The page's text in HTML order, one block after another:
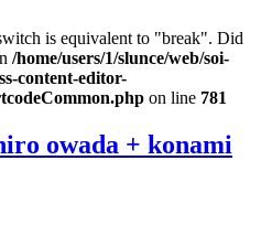
is equivalent to "break". Did
/home/users/1/slunce/web/soi-
content-editor-
on line 781